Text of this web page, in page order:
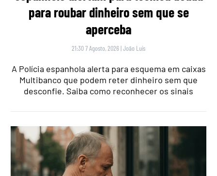
para roubar dinheiro sem que se
aperceba
21:30 7 Agosto, 2026 |João Luís
A Polícia espanhola alerta para esquema em caixas
Multibanco que podem reter dinheiro sem que
desconfie. Saiba como reconhecer os sinais